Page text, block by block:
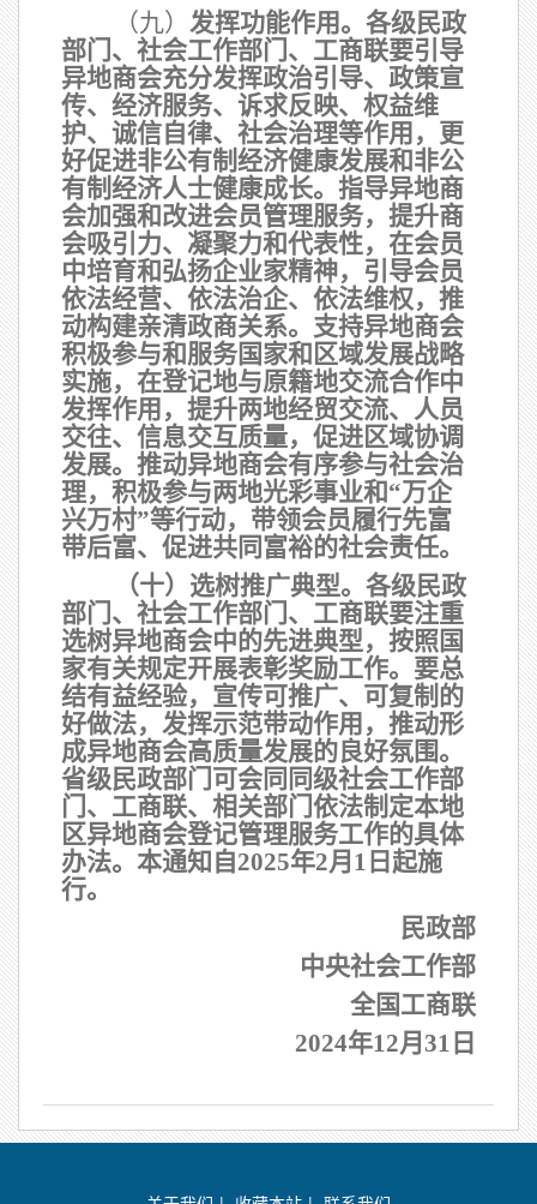
（九） 发挥功能作用。 各级民政
部门、社会工作部门、工商联要引导
异地商会充分发挥政治引导、政策宣
传、经济服务、诉求反映、权益维
护、诚信自律、社会治理等作用，更
好促进非公有制经济健康发展和非公
有制经济人士健康成长。指导异地商
会加强和改进会员管理服务，提升商
会吸引力、凝聚力和代表性，在会员
中培育和弘扬企业家精神，引导会员
依法经营、依法治企、依法维权，推
动构建亲清政商关系。支持异地商会
积极参与和服务国家和区域发展战略
实施，在登记地与原籍地交流合作中
发挥作用，提升两地经贸交流、人员
交往、信息交互质量，促进区域协调
发展。推动异地商会有序参与社会治
理，积极参与两地光彩事业和“万企
兴万村”等行动，带领会员履行先富
带后富、促进共同富裕的社会责任。
（十）选树推广典型。 各级民政
部门、社会工作部门、工商联要注重
选树异地商会中的先进典型，按照国
家有关规定开展表彰奖励工作。要总
结有益经验，宣传可推广、可复制的
好做法，发挥示范带动作用，推动形
成异地商会高质量发展的良好氛围。
省级民政部门可会同同级社会工作部
门、工商联、相关部门依法制定本地
区异地商会登记管理服务工作的具体
办法。本通知自2025年2月1日起施
行。
民政部
中央社会工作部
全国工商联
2024年12月31日